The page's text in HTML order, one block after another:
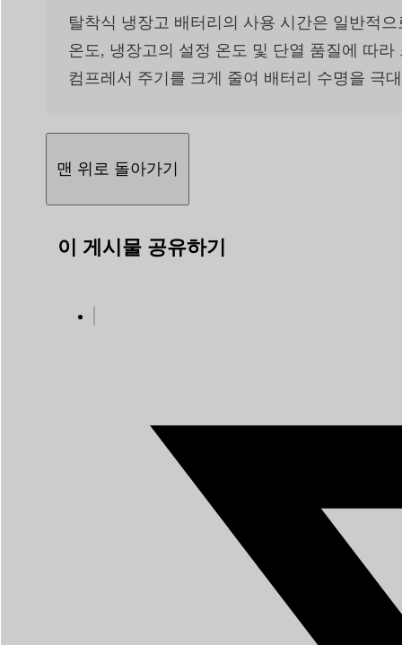
탈착식 냉장고 배터리의 사용 시간은 일반적
온도, 냉장고의 설정 온도 및 단열 품질에 따
컴프레서 주기를 크게 줄여 배터리 수명을 극
맨 위로 돌아가기
이 게시물 공유하기